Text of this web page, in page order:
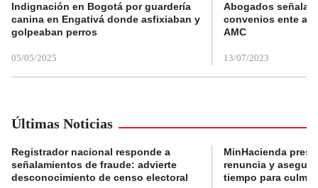
Indignación en Bogotá por guardería
canina en Engativá donde asfixiaban y
golpeaban perros
05/05/2025
Abogados
convenios ente
AMC
13/07/2023
Últimas Noticias
Registrador nacional responde a
señalamientos de fraude: advierte
desconocimiento de censo electoral
MinHacienda
renuncia y
tiempo para